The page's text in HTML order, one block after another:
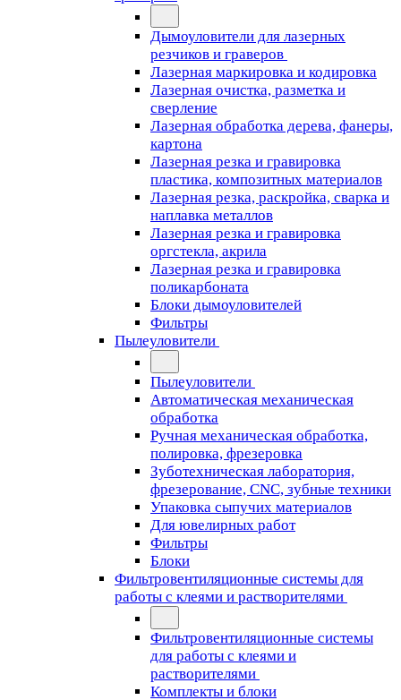
Дымоуловители для лазерных
резчиков и граверов
Лазерная маркировка и кодировка
Лазерная очистка, разметка и
сверление
Лазерная обработка дерева, фанеры,
картона
Лазерная резка и гравировка
пластика, композитных материалов
Лазерная резка, раскройка, сварка и
наплавка металлов
Лазерная резка и гравировка
оргстекла, акрила
Лазерная резка и гравировка
поликарбоната
Блоки дымоуловителей
Фильтры
Пылеуловители
Пылеуловители
Автоматическая механическая
обработка
Ручная механическая обработка,
полировка, фрезеровка
Зуботехническая лаборатория,
фрезерование, CNC, зубные техники
Упаковка сыпучих материалов
Для ювелирных работ
Фильтры
Блоки
Фильтровентиляционные системы для
работы с клеями и растворителями
Фильтровентиляционные системы
для работы с клеями и
растворителями
Комплекты и блоки